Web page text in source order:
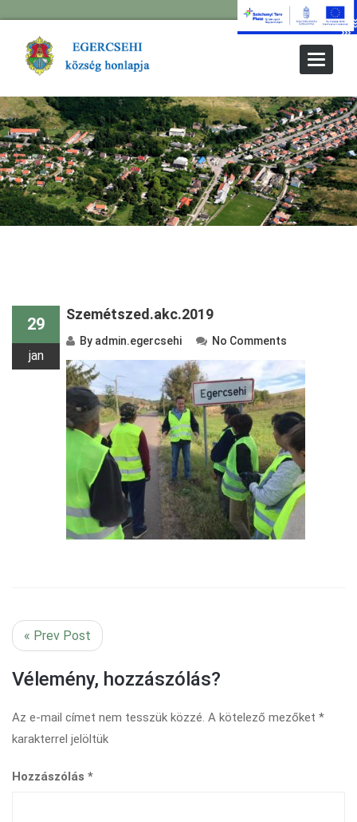
Toggle
29
jan
Szemétszed.akc.2019
By admin.egercsehi No Comments
« Prev Post
Vélemény, hozzászólás?
Az e-mail címet nem tesszük közzé. A kötelező mezőket *
karakterrel jelöltük
Hozzászólás *